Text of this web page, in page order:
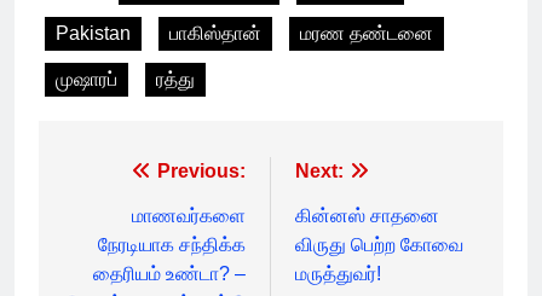
Pakistan பாகிஸ்தான் மரண தண்டனை
முஷாரப் ரத்து
navigation
Previous:
மாணவர்களை
நேரடியாக சந்திக்க
தைரியம் உண்டா? –
Next:
கின்னஸ் சாதனை
விருது பெற்ற கோவை
மருத்துவர்!